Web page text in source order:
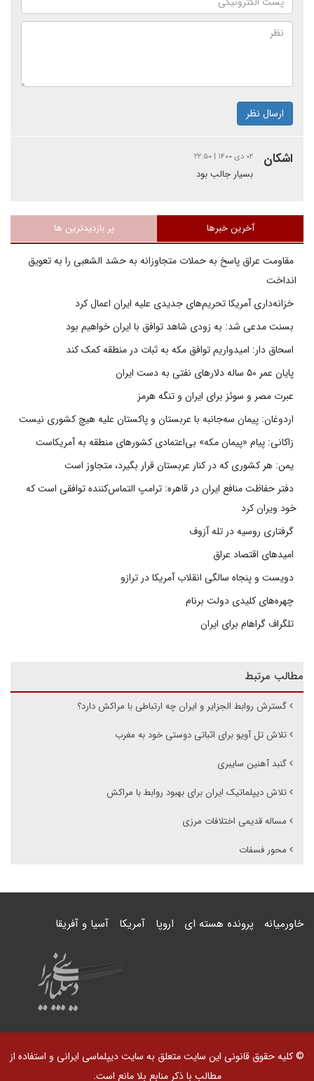
ارسال نظر
اشکان ۰۲ دی ۱۴۰۰ | ۲۲:۵۰
بسیار جالب بود
آخرین خبرها پر بازدیدترین ها
مقاومت عراق پاسخ به حملات متجاوزانه به حشد الشعبی را به تعویق
انداخت
خزانه‌داری آمریکا تحریم‌های جدیدی علیه ایران اعمال کرد
بسنت مدعی شد: به زودی شاهد توافق با ایران خواهیم بود
اسحاق دار: امیدواریم توافق مکه به ثبات در منطقه کمک کند
پایان عمر ۵۰ ساله دلارهای نفتی به دست ایران
عبرت مصر و سوئز برای ایران و تنگه هرمز
اردوغان: پیمان سه‌جانبه با عربستان و پاکستان علیه هیچ کشوری نیست
زاکانی: پیام «پیمان مکه» بی‌اعتمادی کشورهای منطقه به آمریکاست
یمن: هر کشوری که در کنار عربستان قرار بگیرد، متجاوز است
دفتر حفاظت منافع ایران در قاهره: ترامپ التماس‌کننده توافقی است که
خود ویران کرد
گرفتاری روسیه در تله آزوف
امیدهای اقتصاد عراق
دویست و پنجاه سالگی انقلاب آمریکا در ترازو
چهره‌های کلیدی دولت برنام
تلگراف گراهام برای ایران
مطالب مرتبط
گسترش روابط الجزایر و ایران چه ارتباطی با مراکش دارد؟
تلاش تل آویو برای اثباتی دوستی خود به مغرب
گنبد آهنین سایبری
تلاش دیپلماتیک ایران برای بهبود روابط با مراکش
مساله قدیمی اختلافات مرزی
محور فسفات
خاورمیانه پرونده هسته ای اروپا آمریکا آسیا و آفریقا
© کلیه حقوق قانونی این سایت متعلق به سایت دیپلماسی ایرانی و استفاده از
مطالب با ذکر منابع بلا مانع است.